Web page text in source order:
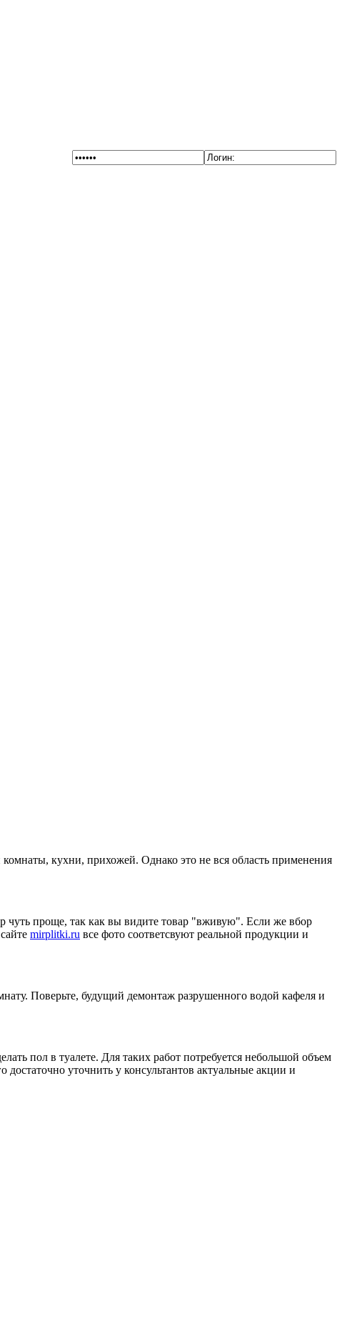
кухни, прихожей. Однако это не вся область применения
чуть проще, так как вы видите товар "вживую". Если же вбор
mirplitki.ru все фото соответсвуют реальной продукции и
Поверьте, будущий демонтаж разрушенного водой кафеля и
пол в туалете. Для таких работ потребуется небольшой объем
уточнить у консультантов актуальные акции и